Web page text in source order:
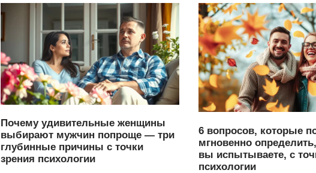
Почему удивительные женщины
выбирают мужчин попроще — три
глубинные причины с точки
зрения психологии
6 вопросов, которые
мгновенно
вы испытываете, с
психологии